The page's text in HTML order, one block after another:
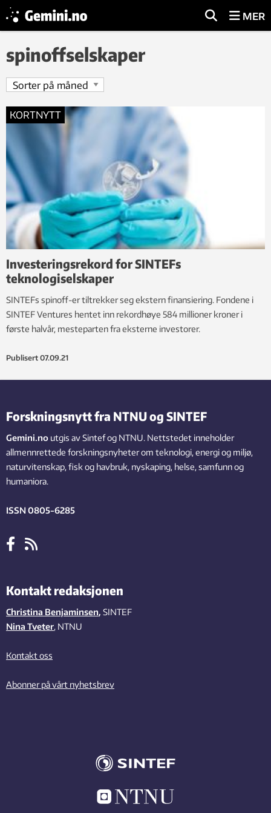
MER
spinoffselskaper
KORTNYTT
Investeringsrekord for SINTEFs
teknologiselskaper
SINTEFs spinoff-er tiltrekker seg ekstern finansiering. Fondene i
SINTEF Ventures hentet inn rekordhøye 584 millioner kroner i
første halvår, mesteparten fra eksterne investorer. ­­
Publisert 07.09.21
Forskningsnytt fra NTNU og SINTEF
Gemini.no utgis av Sintef og NTNU. Nettstedet inneholder
allmennrettede forskningsnyheter om teknologi, energi og miljø,
naturvitenskap, fisk og havbruk, nyskaping, helse, samfunn og
humaniora.
ISSN 0805-6285
Kontakt redaksjonen
Christina Benjaminsen, SINTEF
Nina Tveter, NTNU
Kontakt oss
Abonner på vårt nyhetsbrev